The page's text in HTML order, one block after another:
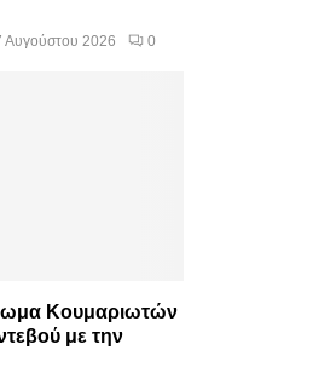
Αυγούστου 2026 0
Κουμαριωτών
με την